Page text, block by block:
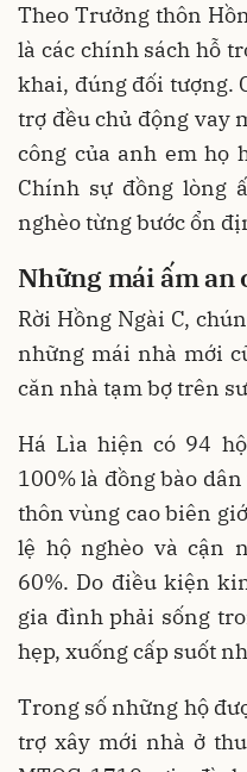
Theo Trưởng thôn
là các chính sách hỗ
khai, đúng đối tượng.
trợ đều chủ động vay
công của anh em họ
Chính sự đồng lòng
nghèo từng bước ổn
Những mái ấm an
Rời Hồng Ngài C,
những mái nhà mới
căn nhà tạm bợ trên
Há Lìa hiện có 94
100% là đồng bào
thôn vùng cao biên
lệ hộ nghèo và cận
60%. Do điều kiện
gia đình phải sống
hẹp, xuống cấp suốt
Trong số những hộ
trợ xây mới nhà ở